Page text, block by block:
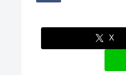
X